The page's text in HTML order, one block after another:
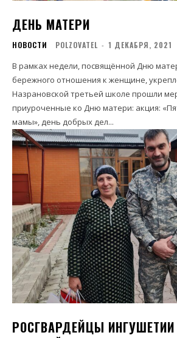
ДЕНЬ МАТЕРИ
НОВОСТИ POLZOVATEL - 1 ДЕКАБРЯ, 2021
В рамках недели, посвящённой Дню
бережного отношения к женщине,
Назрановской третьей школе прошли
приуроченные ко Дню матери: акция:
мамы», день добрых дел...
РОСГВАРДЕЙЦЫ